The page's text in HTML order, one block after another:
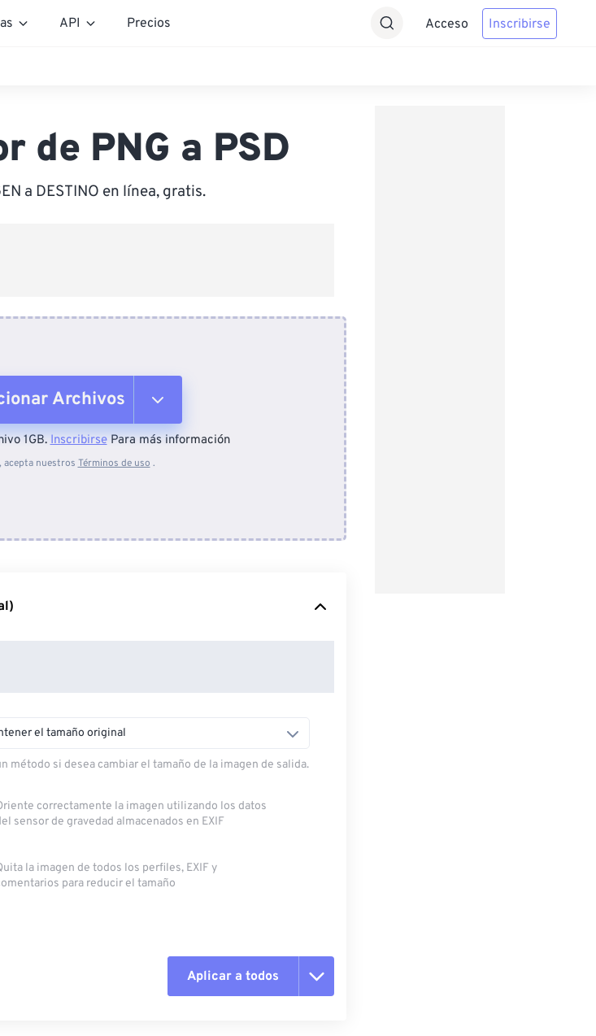
API Precios Acceso Inscribirse
de PNG a PSD
a DESTINO en línea, gratis.
Archivos
el dispositivo
1GB.InscribirsePara más información
acepta nuestros Términos de uso .
el tamaño original
método si desea cambiar el tamaño de la imagen de salida.
correctamente la imagen utilizando los datos
sensor de gravedad almacenados en EXIF
la imagen de todos los perfiles, EXIF ​​y
para reducir el tamaño
Aplicar a todos